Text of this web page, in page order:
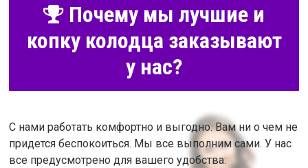
Почему мы лучшие и
копку колодца заказывают
у нас?
С нами работать комфортно и выгодно. Вам ни о чем не
придется беспокоиться. Мы все выполним сами. У нас
все предусмотрено для вашего удобства: